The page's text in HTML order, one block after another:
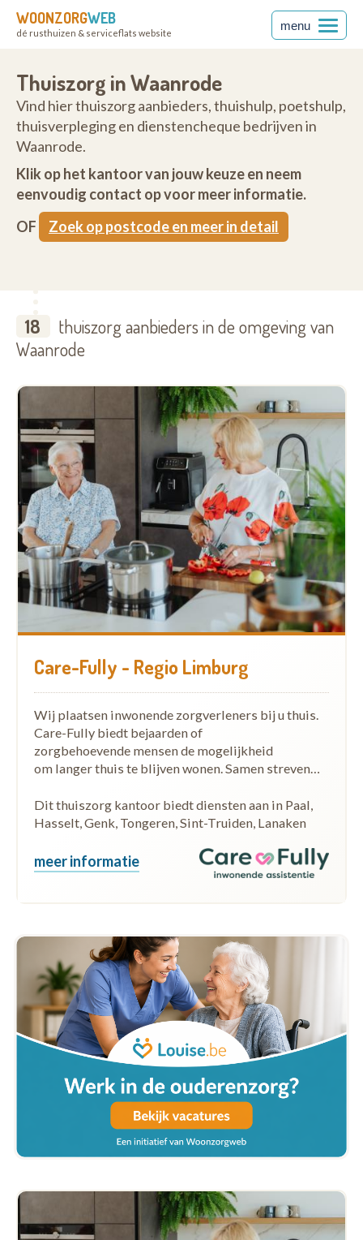
WOONZORGWEB
dé rusthuizen & serviceflats website
menu
Thuiszorg in Waanrode
Vind hier thuiszorg aanbieders, thuishulp, poetshulp,
thuisverpleging en dienstencheque bedrijven in
Waanrode.
Klik op het kantoor van jouw keuze en neem
eenvoudig contact op voor meer informatie.
OF
Zoek op postcode en meer in detail
18
thuiszorg aanbieders in de omgeving van
Waanrode
Care-Fully - Regio Limburg
Wij plaatsen inwonende zorgverleners bij u thuis.
Care-Fully biedt bejaarden of
zorgbehoevende mensen de mogelijkheid
om langer thuis te blijven wonen. Samen streven…
Dit thuiszorg kantoor biedt diensten aan in Paal,
Hasselt, Genk, Tongeren, Sint-Truiden, Lanaken
meer informatie